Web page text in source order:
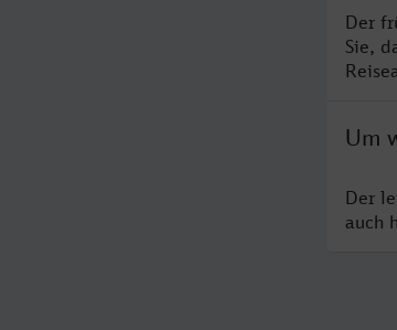
Der
Sie,
Um
Der
auch